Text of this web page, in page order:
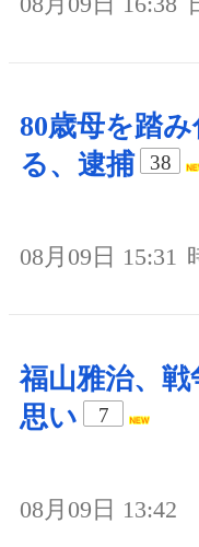
80歳母を踏
る、逮捕
38
08月09日 15:31
福山雅治、
思い
7
08月09日 13:42